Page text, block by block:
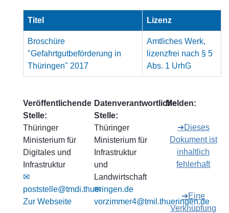
Titel Lizenz
Broschüre
"Gefahrtgutbeförderung in
Thüringen" 2017
Amtliches Werk,
lizenzfrei nach § 5
Abs. 1 UrhG
Veröffentlichende
Stelle:
Thüringer
Ministerium für
Digitales und
Infrastruktur
✉
poststelle@tmdi.thueringen.de
Zur Webseite
Datenverantwortliche
Stelle:
Thüringer
Ministerium für
Infrastruktur
und
Landwirtschaft
✉
vorzimmer4@tmil.thueringen.de
Melden:
➔Dieses
Dokument ist
inhaltlich
fehlerhaft
➔Eine
Verknüpfung